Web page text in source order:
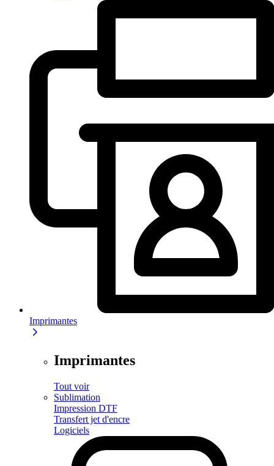
Imprimantes
Imprimantes
Tout voir
Sublimation
Impression DTF
Transfert jet d'encre
Logiciels